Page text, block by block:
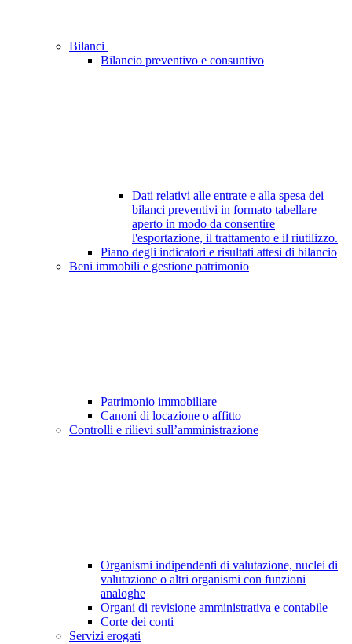
Bilanci
Bilancio preventivo e consuntivo
Dati relativi alle entrate e alla spesa dei
bilanci preventivi in formato tabellare
aperto in modo da consentire
l'esportazione, il trattamento e il riutilizzo.
Piano degli indicatori e risultati attesi di bilancio
Beni immobili e gestione patrimonio
Patrimonio immobiliare
Canoni di locazione o affitto
Controlli e rilievi sull’amministrazione
Organismi indipendenti di valutazione, nuclei di
valutazione o altri organismi con funzioni
analoghe
Organi di revisione amministrativa e contabile
Corte dei conti
Servizi erogati